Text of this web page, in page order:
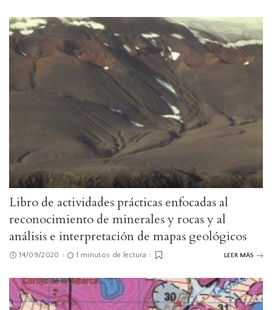
Libro de actividades prácticas enfocadas al
reconocimiento de minerales y rocas y al
análisis e interpretación de mapas geológicos
14/09/2020 1 minutos de lectura LEER MÁS